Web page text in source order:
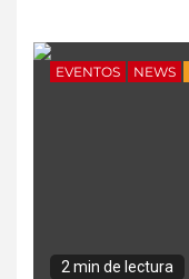
EVENTOS NEWS
2 min de lectura